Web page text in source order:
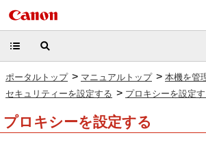
ポータルトップ > マニュアルトップ > 本機を管
セキュリティーを設定する > プロキシーを設定
プロキシーを設定する